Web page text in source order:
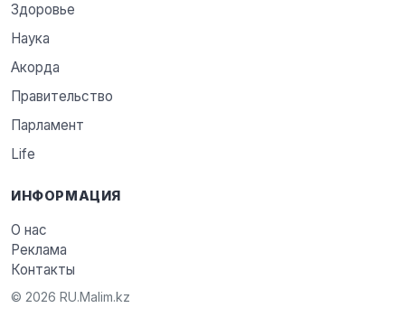
Здоровье
Наука
Акорда
Правительство
Парламент
Life
ИНФОРМАЦИЯ
О нас
Реклама
Контакты
© 2026 RU.Malim.kz